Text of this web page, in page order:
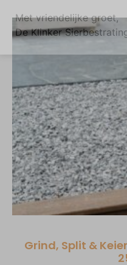
Grind, Split &
Met vriendelijke groet,
De Klinker